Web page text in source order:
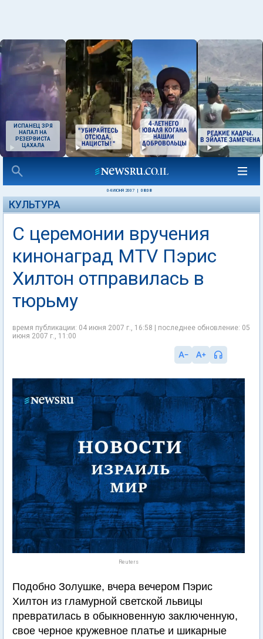
ИСПАНЕЦ ЗРЯ
НАПАЛ НА
РЕЗЕРВИСТА
ЦАХАЛА
04 ИЮНЯ 2007 08:08
КУЛЬТУРА
С церемонии вручения
кинонаград MTV Пэрис
Хилтон отправилась в
тюрьму
время публикации: 04 июня 2007 г., 16:58 | последнее обновление: 05
июня 2007 г., 11:00
Reuters
Подобно Золушке, вчера вечером Пэрис
Хилтон из гламурной светской львицы
превратилась в обыкновенную заключенную,
свое черное кружевное платье и шикарные